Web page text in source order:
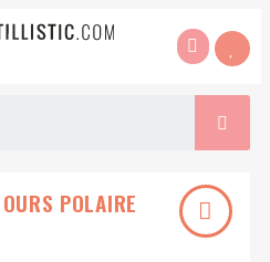
POLAIRE